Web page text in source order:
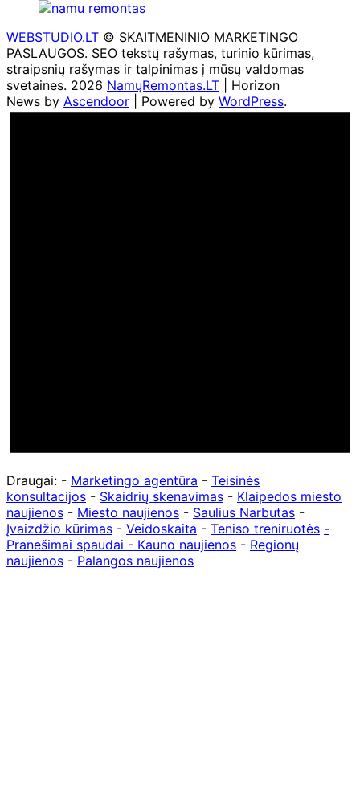
WEBSTUDIO.LT © SKAITMENINIO MARKETINGO
PASLAUGOS. SEO tekstų rašymas, turinio kūrimas,
straipsnių rašymas ir talpinimas į mūsų valdomas
svetaines. 2026 NamųRemontas.LT | Horizon
News by Ascendoor | Powered by WordPress.
Draugai: - Marketingo agentūra - Teisinės
konsultacijos - Skaidrių skenavimas - Klaipedos miesto
naujienos - Miesto naujienos - Saulius Narbutas -
Įvaizdžio kūrimas - Veidoskaita - Teniso treniruotės -
Pranešimai spaudai - Kauno naujienos - Regionų
naujienos - Palangos naujienos